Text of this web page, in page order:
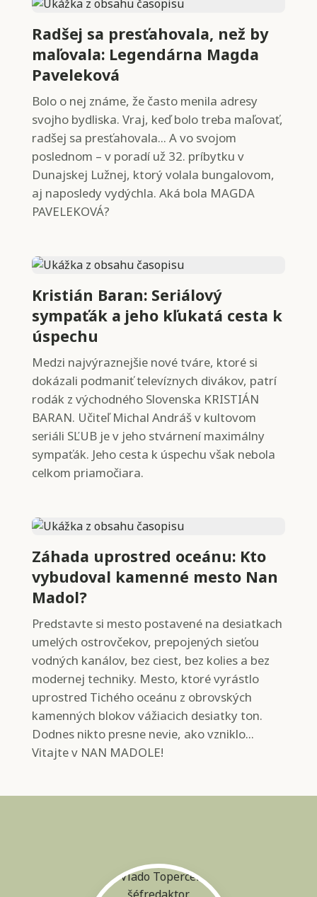
Radšej sa presťahovala, než by
maľovala: Legendárna Magda
Paveleková
Bolo o nej známe, že často menila adresy
svojho bydliska. Vraj, keď bolo treba maľovať,
radšej sa presťahovala... A vo svojom
poslednom – v poradí už 32. príbytku v
Dunajskej Lužnej, ktorý volala bungalovom,
aj naposledy vydýchla. Aká bola MAGDA
PAVELEKOVÁ?
Kristián Baran: Seriálový
sympaťák a jeho kľukatá cesta k
úspechu
Medzi najvýraznejšie nové tváre, ktoré si
dokázali podmaniť televíznych divákov, patrí
rodák z východného Slovenska KRISTIÁN
BARAN. Učiteľ Michal Andráš v kultovom
seriáli SĽUB je v jeho stvárnení maximálny
sympaťák. Jeho cesta k úspechu však nebola
celkom priamočiara.
Záhada uprostred oceánu: Kto
vybudoval kamenné mesto Nan
Madol?
Predstavte si mesto postavené na desiatkach
umelých ostrovčekov, prepojených sieťou
vodných kanálov, bez ciest, bez kolies a bez
modernej techniky. Mesto, ktoré vyrástlo
uprostred Tichého oceánu z obrovských
kamenných blokov vážiacich desiatky ton.
Dodnes nikto presne nevie, ako vzniklo...
Vitajte v NAN MADOLE!